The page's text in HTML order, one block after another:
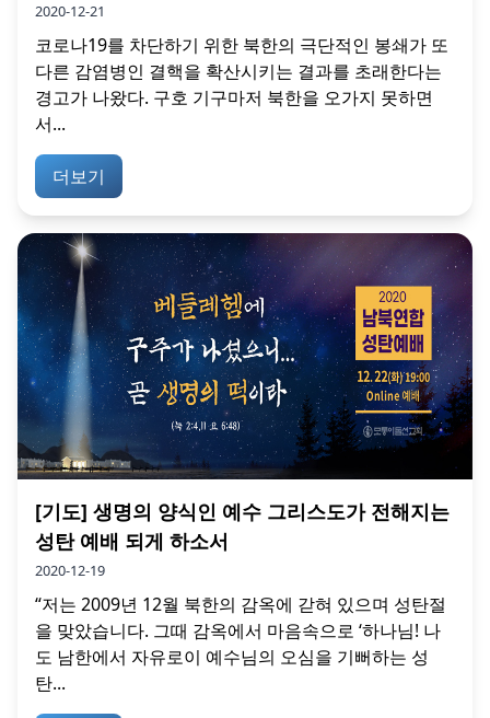
2020-12-21
코로나19를 차단하기 위한 북한의 극단적인 봉쇄가 또
다른 감염병인 결핵을 확산시키는 결과를 초래한다는
경고가 나왔다. 구호 기구마저 북한을 오가지 못하면
서...
더보기
[기도] 생명의 양식인 예수 그리스도가 전해지는
성탄 예배 되게 하소서
2020-12-19
“저는 2009년 12월 북한의 감옥에 갇혀 있으며 성탄절
을 맞았습니다. 그때 감옥에서 마음속으로 ‘하나님! 나
도 남한에서 자유로이 예수님의 오심을 기뻐하는 성
탄...